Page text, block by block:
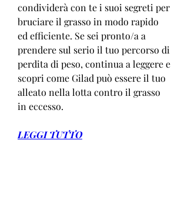
condividerà con te i suoi segreti per
bruciare il grasso in modo rapido
ed efficiente. Se sei pronto/a a
prendere sul serio il tuo percorso di
perdita di peso, continua a leggere e
scopri come Gilad può essere il tuo
alleato nella lotta contro il grasso
in eccesso.
LEGGI TUTTO